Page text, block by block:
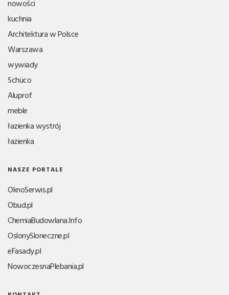
nowości
kuchnia
Architektura w Polsce
Warszawa
wywiady
Schüco
Aluprof
meble
łazienka wystrój
łazienka
NASZE PORTALE
OknoSerwis.pl
Obud.pl
ChemiaBudowlana.Info
OslonySloneczne.pl
eFasady.pl
NowoczesnaPlebania.pl